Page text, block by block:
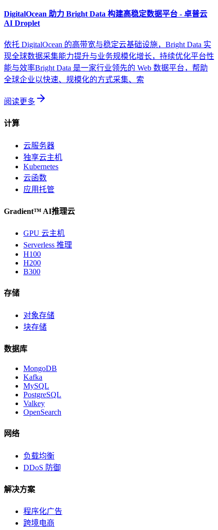
DigitalOcean 助力 Bright Data 构建高稳定数据平台 - 卓普云
AI Droplet
依托 DigitalOcean 的高带宽与稳定云基础设施，Bright Data 实
现全球数据采集能力提升与业务规模化增长，持续优化平台性
能与效率Bright Data 是一家行业领先的 Web 数据平台，帮助
全球企业以快速、规模化的方式采集、索
阅读更多
计算
云服务器
独享云主机
Kubernetes
云函数
应用托管
Gradient™ AI推理云
GPU 云主机
Serverless 推理
H100
H200
B300
存储
对象存储
块存储
数据库
MongoDB
Kafka
MySQL
PostgreSQL
Valkey
OpenSearch
网络
负载均衡
DDoS 防御
解决方案
程序化广告
跨境电商